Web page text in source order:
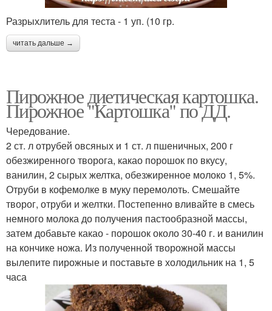
Разрыхлитель для теста - 1 уп. (10 гр.
читать дальше →
Пирожное диетическая картошка.
Пирожное "Картошка" по ДД.
Чередование.
2 ст. л отрубей овсяных и 1 ст. л пшеничных, 200 г
обезжиренного творога, какао порошок по вкусу,
ванилин, 2 сырых желтка, обезжиренное молоко 1, 5%.
Отруби в кофемолке в муку перемолоть. Смешайте
творог, отруби и желтки. Постепенно вливайте в смесь
немного молока до получения пастообразной массы,
затем добавьте какао - порошок около 30-40 г. и ванилин
на кончике ножа. Из полученной творожной массы
вылепите пирожные и поставьте в холодильник на 1, 5
часа